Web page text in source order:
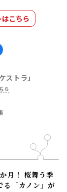
ストラ」
ら
「カノン」が
月！ 再びのオ
外な選択の意図